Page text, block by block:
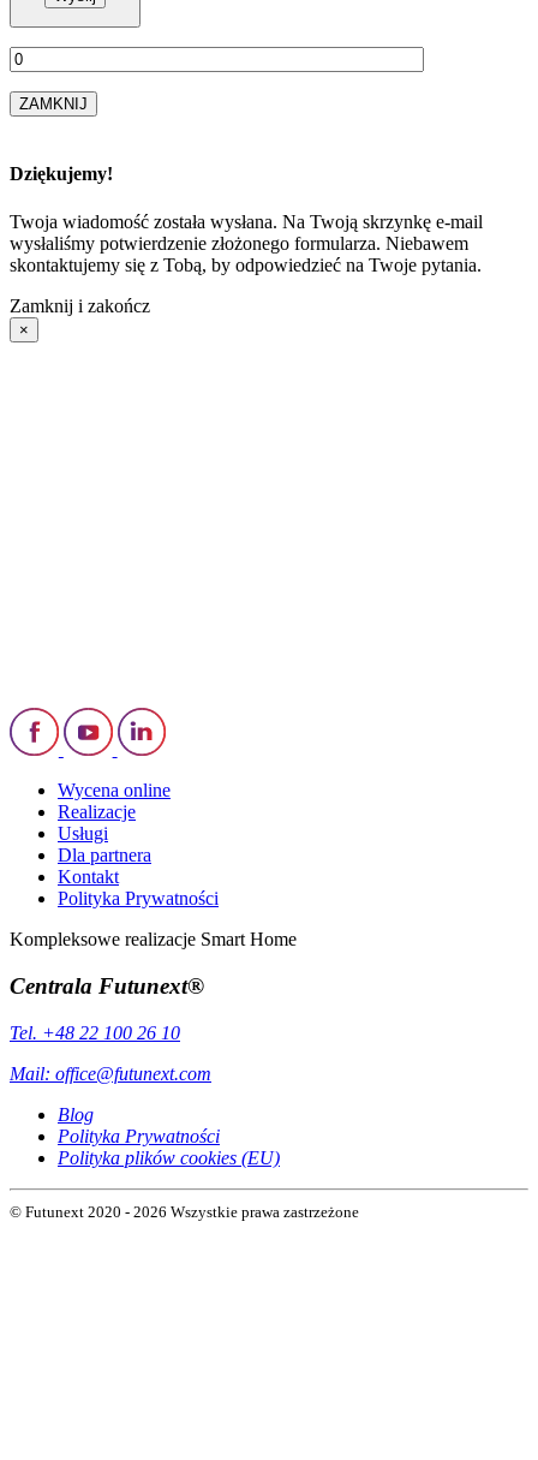
ZAMKNIJ
Dziękujemy!
Twoja wiadomość została wysłana. Na Twoją skrzynkę e-mail
wysłaliśmy potwierdzenie złożonego formularza. Niebawem
skontaktujemy się z Tobą, by odpowiedzieć na Twoje pytania.
Zamknij i zakończ
×
Wycena online
Realizacje
Usługi
Dla partnera
Kontakt
Polityka Prywatności
Kompleksowe realizacje Smart Home
Centrala Futunext®
Tel. +48 22 100 26 10
Mail: office@futunext.com
Blog
Polityka Prywatności
Polityka plików cookies (EU)
© Futunext 2020 - 2026 Wszystkie prawa zastrzeżone